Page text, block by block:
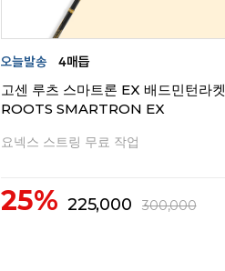
고센 루츠 스마트론 EX 배드민턴라켓
ROOTS SMARTRON EX
요넥스 스트링 무료 작업
25% 225,000 300,000